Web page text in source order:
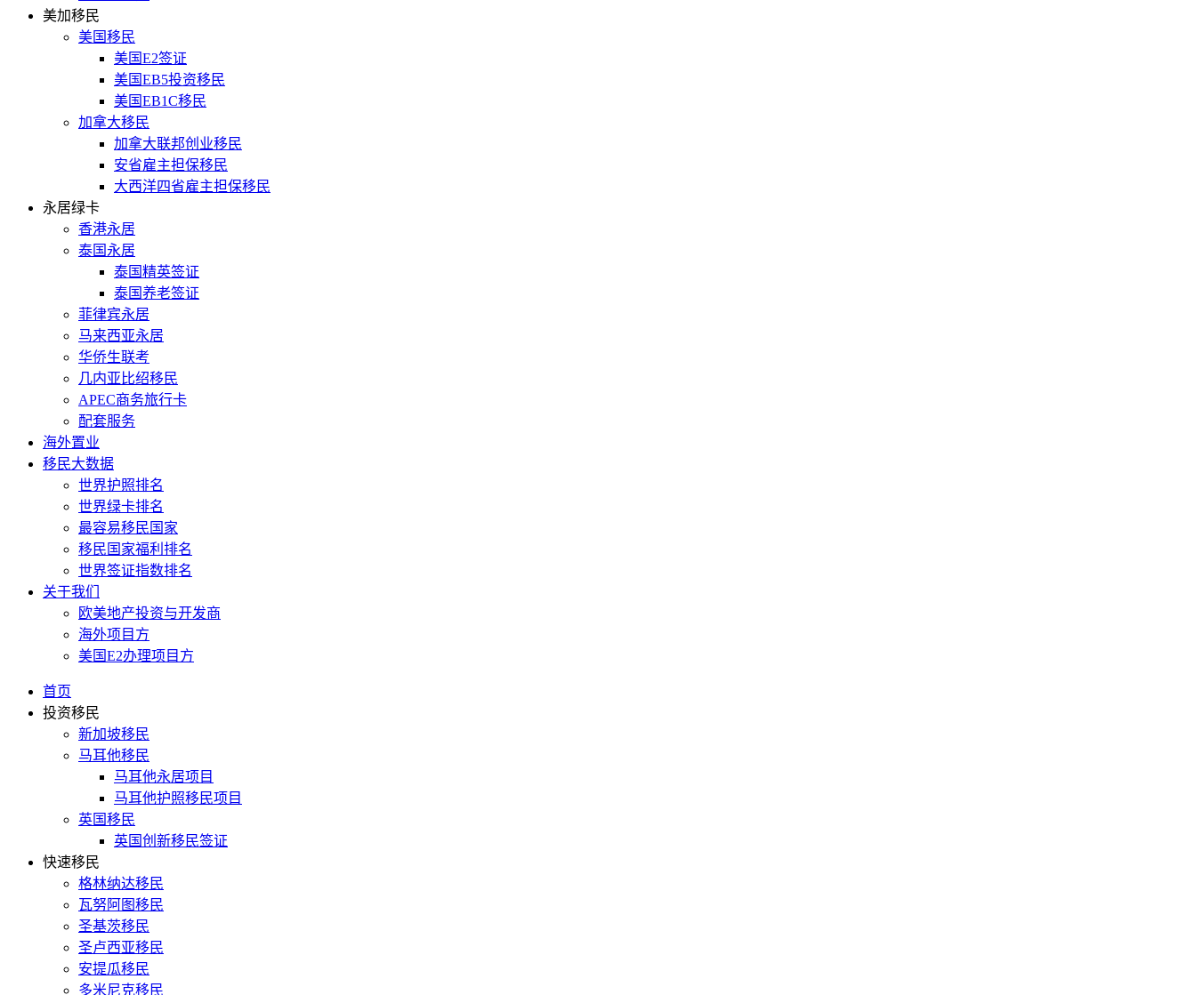
美加移民
美国移民
美国E2签证
美国EB5投资移民
美国EB1C移民
加拿大移民
加拿大联邦创业移民
安省雇主担保移民
大西洋四省雇主担保移民
永居绿卡
香港永居
泰国永居
泰国精英签证
泰国养老签证
菲律宾永居
马来西亚永居
华侨生联考
几内亚比绍移民
APEC商务旅行卡
配套服务
海外置业
移民大数据
世界护照排名
世界绿卡排名
最容易移民国家
移民国家福利排名
世界签证指数排名
关于我们
欧美地产投资与开发商
海外项目方
美国E2办理项目方
首页
投资移民
新加坡移民
马耳他移民
马耳他永居项目
马耳他护照移民项目
英国移民
英国创新移民签证
快速移民
格林纳达移民
瓦努阿图移民
圣基茨移民
圣卢西亚移民
安提瓜移民
多米尼克移民